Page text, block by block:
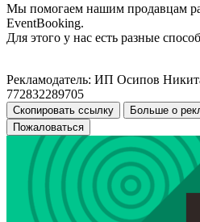
Мы помогаем нашим продавцам
EventBooking.
Для этого у нас есть разные
Рекламодатель: ИП Осипов
772832289705
Скопировать ссылку
Больше о
Пожаловаться